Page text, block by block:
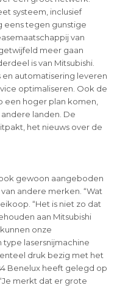
systeem, inclusief
eens tegen gunstige
van
meer gaan
is van Mitsubishi.
en automatisering leveren
optimaliseren. Ook de
een hoger plan komen,
landen. De
het nieuws over de
gewoon aangeboden
andere merken. “Wat
“Het is niet zo dat
aan Mitsubishi
onze
lasersnijmachine
druk bezig met het
Benelux heeft gelegd op
merkt dat er grote